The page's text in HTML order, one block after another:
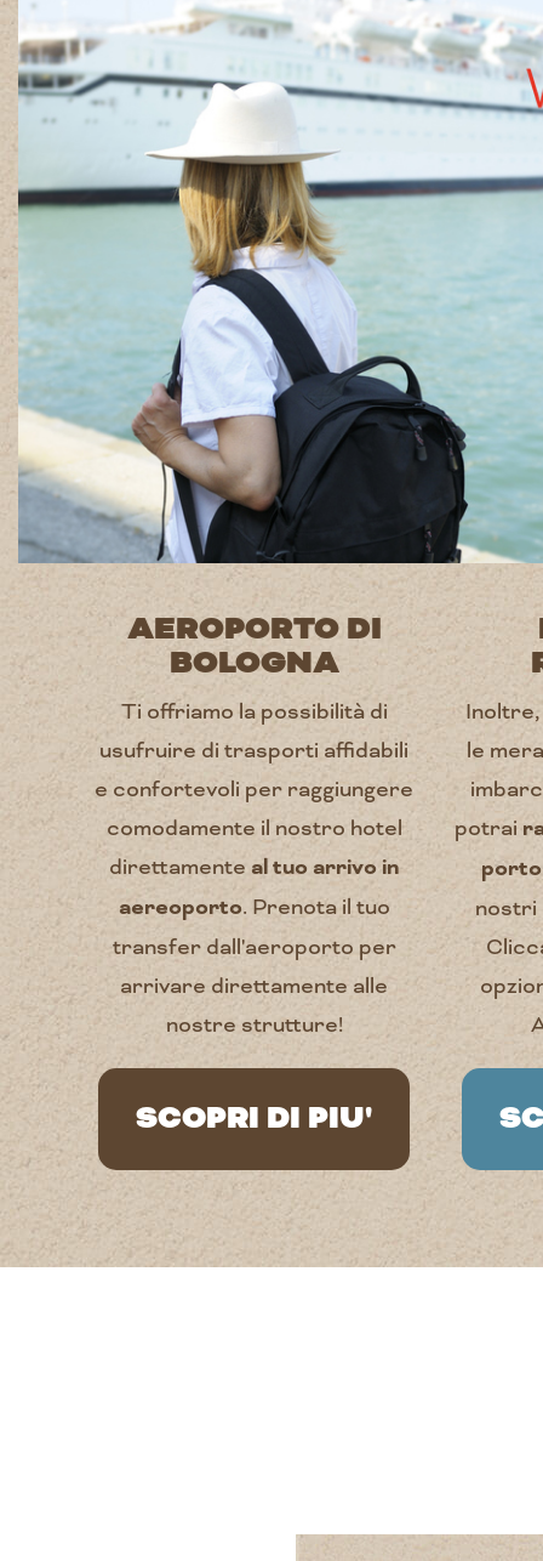
AEROPORTO DI
BOLOGNA
Ti offriamo la possibilità di
usufruire di trasporti affidabili
e confortevoli per raggiungere
comodamente il nostro hotel
direttamente al tuo arrivo in
aereoporto. Prenota il tuo
transfer dall'aeroporto per
arrivare direttamente alle
nostre strutture!
SCOPRI DI PIU'
le
potrai
porto
nostri